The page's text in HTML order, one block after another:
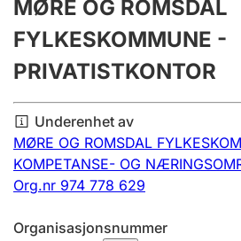
Årsregnskap
Innsending og forsinkelsesgebyr
Tinglysing
Jeger
MØRE OG ROMSDAL
FYLKESKOMMUNE -
PRIVATISTKONTOR
Underenhet av
MØRE OG ROMSDAL
KOMPETANSE- OG
Org.nr 974 778 629
Organisasjonsnummer